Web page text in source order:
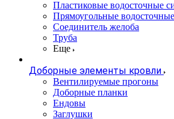
Пластиковые водосточные
Прямоугольные
Соединитель желоба
Труба
Еще
Доборные элементы кровли
Вентилируемые прогоны
Доборные планки
Ендовы
Заглушки